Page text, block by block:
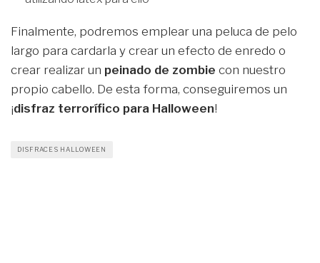
Finalmente, podremos emplear una peluca de pelo
largo para cardarla y crear un efecto de enredo o
crear realizar un peinado de zombie con nuestro
propio cabello. De esta forma, conseguiremos un
¡disfraz terrorífico para Halloween!
DISFRACES HALLOWEEN